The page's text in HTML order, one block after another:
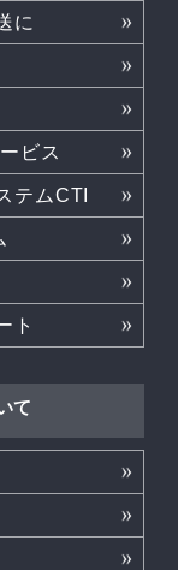
に
ビス
テムCTI
ト
て